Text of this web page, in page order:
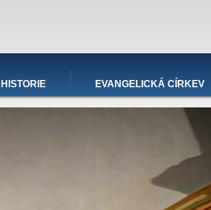
HISTORIE EVANGELICKÁ CÍRKEV